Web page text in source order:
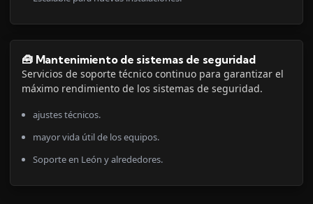
🧰 Mantenimiento de sistemas de seguridad
Servicios de soporte técnico continuo para garantizar el
máximo rendimiento de los sistemas de seguridad.
ajustes técnicos.
mayor vida útil de los equipos.
Soporte en León y alrededores.